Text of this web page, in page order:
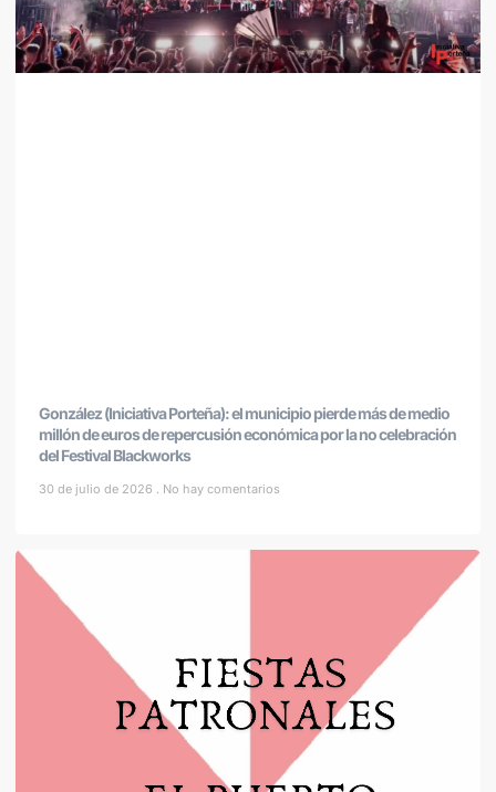
González (Iniciativa Porteña): el municipio pierde más de medio
millón de euros de repercusión económica por la no celebración
del Festival Blackworks
30 de julio de 2026 No hay comentarios